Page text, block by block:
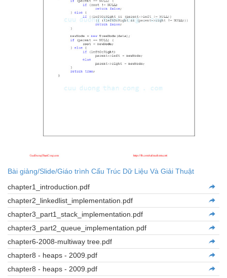
Bài giảng/Slide/Giáo trình Cấu Trúc Dữ Liệu Và Giải Thuật
chapter1_introduction.pdf
chapter2_linkedlist_implementation.pdf
chapter3_part1_stack_implementation.pdf
chapter3_part2_queue_implementation.pdf
chapter6-2008-multiway tree.pdf
chapter8 - heaps - 2009.pdf
chapter8 - heaps - 2009.pdf